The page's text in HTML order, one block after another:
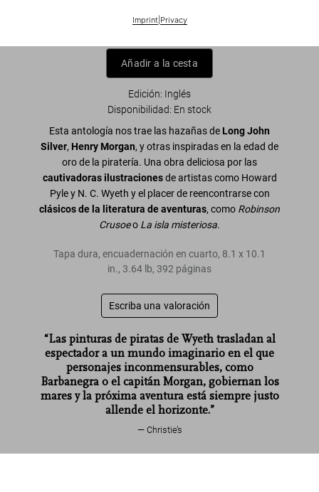
Imprint| Privacy
US$ 40
Añadir a la cesta
Edición: Inglés
Disponibilidad: En stock
Esta antología nos trae las hazañas de Long John
Silver, Henry Morgan, y otras inspiradas en la edad de
oro de la piratería. Una obra deliciosa por las
cautivadoras ilustracionesde artistas como Howard
Pyle y N. C. Wyeth y el placer de reencontrarse con
clásicos de la literatura de aventuras, como Robinson
Crusoeo La isla misteriosa.
Tapa dura, encuadernación en cuarto, 8.1 x 10.1
in., 3.64 lb, 392 páginas
Escriba una valoración
“Las pinturas de piratas de Wyeth trasladan al
espectador a un mundo imaginario en el que
personajes inconmensurables, como
Barbanegra o el capitán Morgan, gobiernan los
mares y la próxima aventura está siempre justo
allende el horizonte.”
Christie’s